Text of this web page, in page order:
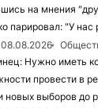
на мнения
парировал: "У нас
08.08.2026
Нужно иметь
провести в
новых выборов до